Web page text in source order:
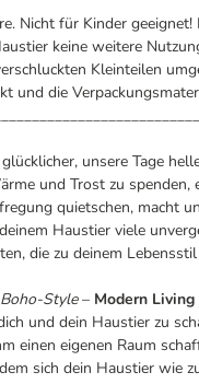
Nicht für Kinder
keine weitere
Kleinteilen
und die
unsere Tage
und Trost zu
quietschen, macht
Haustier viele
die zu deinem
Boho-Style– Modern Living
und dein Haustier zu
einen eigenen Raum
sich dein Haustier wie